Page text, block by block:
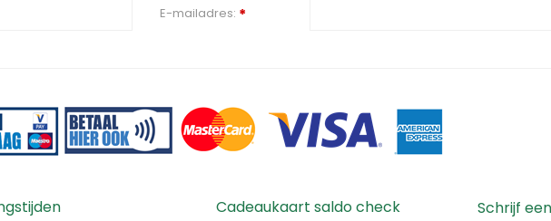
E-mailadres: *
Cadeaukaart saldo check Schrijf